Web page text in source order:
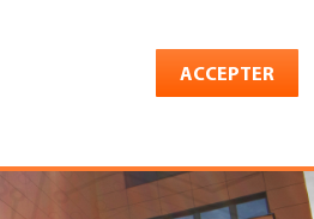
ACCEPTER
Shop